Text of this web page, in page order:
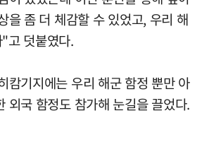
을 좀 더 체감할 수 있었고, 우리 해
고 덧붙였다.
캄기지에는 우리 해군 함정 뿐만 아
외국 함정도 참가해 눈길을 끌었다.